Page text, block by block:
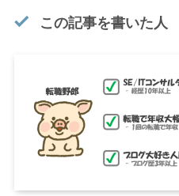
この記事を書いた人